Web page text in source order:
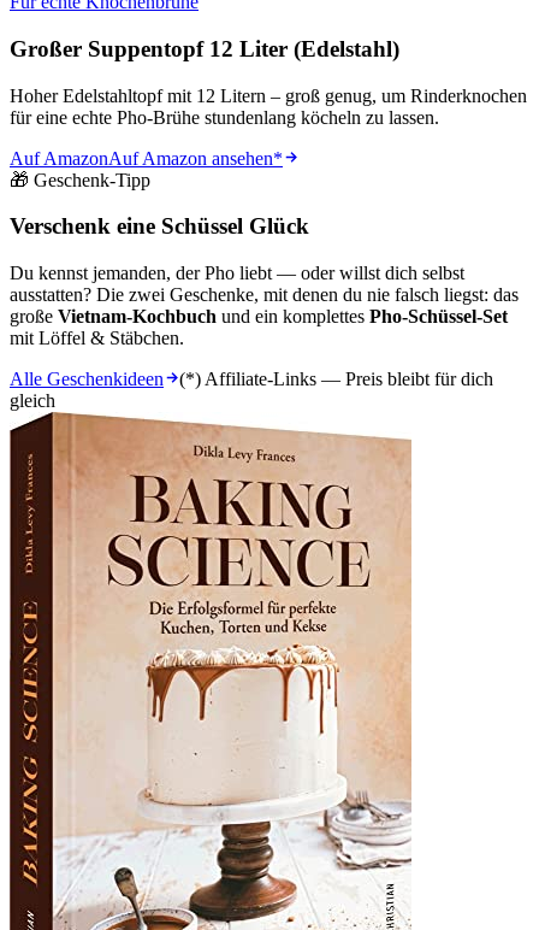
Großer Suppentopf 12 Liter (Edelstahl)
Hoher Edelstahltopf mit 12 Litern – groß genug, um Rinderknochen
für eine echte Pho-Brühe stundenlang köcheln zu lassen.
Auf AmazonAuf Amazon ansehen*
🎁 Geschenk-Tipp
Verschenk eine Schüssel Glück
Du kennst jemanden, der Pho liebt — oder willst dich selbst
ausstatten? Die zwei Geschenke, mit denen du nie falsch liegst: das
große Vietnam-Kochbuch und ein komplettes Pho-Schüssel-Set
mit Löffel & Stäbchen.
Alle Geschenkideen
(*) Affiliate-Links — Preis bleibt für dich
gleich